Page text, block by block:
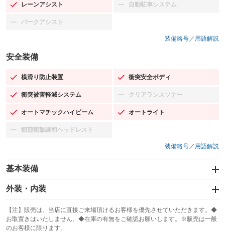
レーンアシスト
：装備あり 自動駐車システム
：装備なし
パークアシスト
：装備なし
装備略号／用語解説
安全装備
横滑り防止装置
：装備あり 衝突安全ボディ
：装備あり
衝突被害軽減システム
：装備あり クリアランスソナー
：装備なし
オートマチックハイビーム
：装備あり オートライト
：装備あり
頸部衝撃緩和ヘッドレスト
：装備なし
装備略号／用語解説
基本装備
エアバッグ：運転席/助手席/サイド
：装備あり
：装備あり
サンルーフ
：装備なし ABS
外装・内装
カーナビ：メモリーナビ他
：装備あり
TV：ワンセグ
：装備あり
【注】販売は、当店に直接ご来場頂けるお客様を優先させていただきます。◆
お取置きはいたしません。◆在庫の有無をご確認お願いします。※販売は一般
のお客様に限ります。